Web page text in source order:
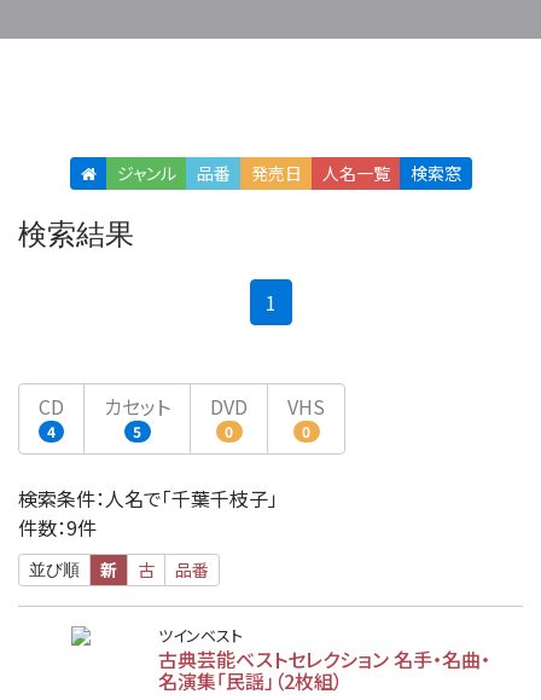
ジャンル 品番 発売日 人名一覧 検索窓
検索結果
1
CD
4
カセット
5
DVD
0
VHS
0
検索条件：人名で「千葉千枝子」
件数：9件
並び順 新 古 品番
ツインベスト
古典芸能ベストセレクション 名手・名曲・
名演集「民謡」（2枚組）